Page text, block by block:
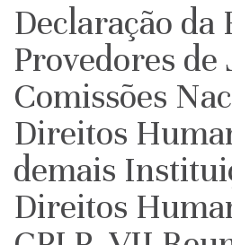
APRESENTAR
PT
Declaração da
Provedores de
Comissões
Direitos
demais
Direitos